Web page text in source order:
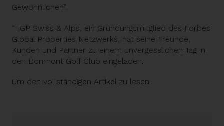
Gewöhnlichen”:
“FGP Swiss & Alps, ein Gründungsmitglied des Forbes
Global Properties Netzwerks, hat seine Freunde,
Kunden und Partner zu einem unvergesslichen Tag in
den Bonmont Golf Club eingeladen.
Um den vollständigen Artikel zu lesen